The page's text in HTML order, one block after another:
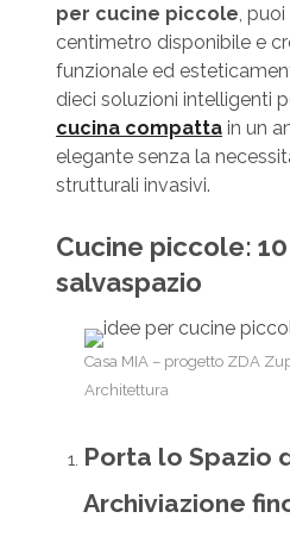
per cucine piccole,
centimetro disponibile e
funzionale ed
dieci soluzioni intelligenti
cucina compattain un
elegante senza la
strutturali invasivi.
Cucine piccole:
salvaspazio
Casa MIA – progetto ZDA
Architettura
Porta lo Spazio
Archiviazione